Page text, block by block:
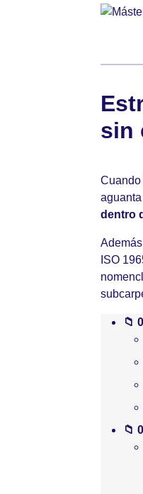
sin
Cuando
dentro
ISO
📁
📁